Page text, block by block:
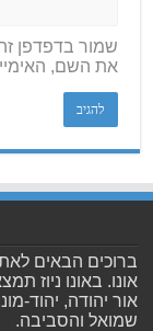
שמור בדפדפן
את השם,
ברוכים הבאים
אונו. באונו ניוז
אור יהודה, יהוד-
שמואל והסביבה.